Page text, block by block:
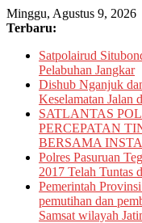
Skip
to
Minggu, Agustus 9, 2026
Terbaru:
Satpolairud
Pelabuhan Jangkar
Dishub Nganjuk
Keselamatan Jalan
SATLANTAS
PERCEPATAN
BERSAMA
Polres Pasuruan
2017 Telah Tuntas
Pemerintah
pemutihan dan
Samsat wilayah